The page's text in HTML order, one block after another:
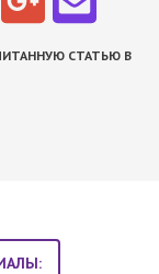
СТАТЬЮ В